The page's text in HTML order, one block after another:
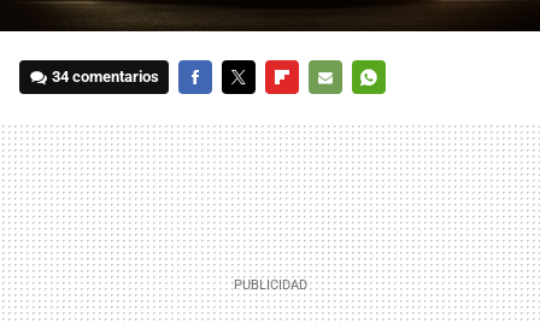
34 comentarios
MAIL